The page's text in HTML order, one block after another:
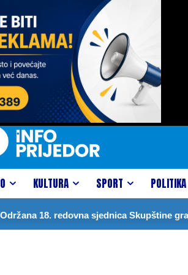
KULTURA SPORT POLITIKA
18. redovna sjednica Skupštine grada